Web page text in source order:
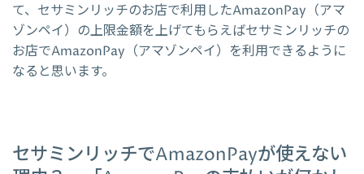
て、セサミンリッチのお店で利用したAmazonPay（アマ
ゾンペイ）の上限金額を上げてもらえばセサミンリッチの
お店でAmazonPay（アマゾンペイ）を利用できるように
なると思います。
セサミンリッチでAmazonPayが使えない